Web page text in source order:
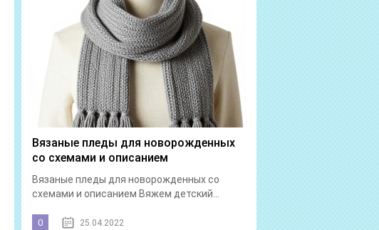
Вязаные пледы для новорожденных
со схемами и описанием
Вязаные пледы для новорожденных со
схемами и описанием Вяжем детский...
0 25.04.2022